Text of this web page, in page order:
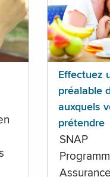
Effectuez
préalable
auxquels
prétendre
SNAP